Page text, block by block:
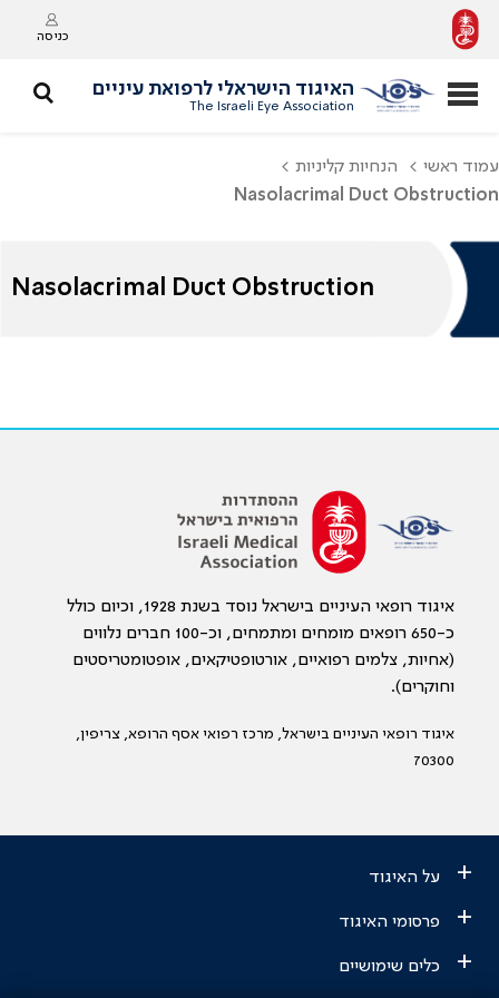
כניסה
האיגוד הישראלי לרפואת עיניים
The Israeli Eye Association
עמוד ראשי
הנחיות קליניות
Nasolacrimal Duct Obstruction
Nasolacrimal Duct Obstruction
איגוד רופאי העיניים בישראל נוסד בשנת 1928, וכיום כולל
כ-650 רופאים מומחים ומתמחים, וכ-100 חברים נלווים
(אחיות, צלמים רפואיים, אורטופטיקאים, אופטומטריסטים
וחוקרים).
איגוד רופאי העיניים בישראל, מרכז רפואי אסף הרופא, צריפין,
70300
+ על האיגוד
+ פרסומי האיגוד
+ כלים שימושיים